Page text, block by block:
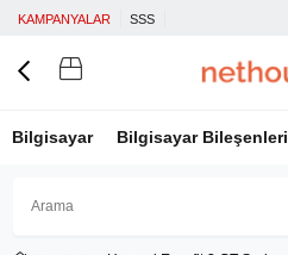
KAMPANYALAR SSS
Bilgisayar Bilgisayar Bileşenleri